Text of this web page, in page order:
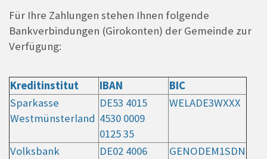
Für Ihre Zahlungen stehen Ihnen folgende
Bankverbindungen (Girokonten) der Gemeinde zur
Verfügung:
Kreditinstitut IBAN
BIC
Sparkasse
Westmünsterland
DE53 4015
4530 0009
0125 35
WELADE3WXXX
Volksbank
DE02 4006
GENODEM1SDN